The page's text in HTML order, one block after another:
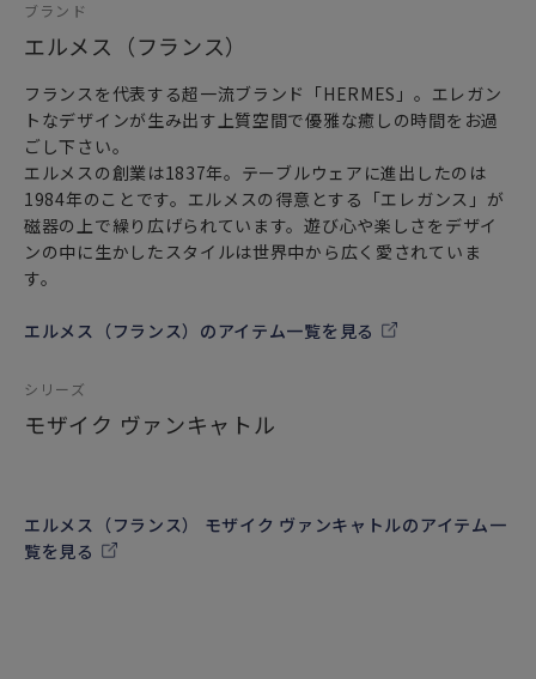
ブランド
エルメス（フランス）
フランスを代表する超一流ブランド「HERMES」。エレガン
トなデザインが生み出す上質空間で優雅な癒しの時間をお過
ごし下さい。
エルメスの創業は1837年。テーブルウェアに進出したのは
1984年のことです。エルメスの得意とする「エレガンス」が
磁器の上で繰り広げられています。遊び心や楽しさをデザイ
ンの中に生かしたスタイルは世界中から広く愛されていま
す。
エルメス（フランス）のアイテム一覧を見る
シリーズ
モザイク ヴァンキャトル
エルメス（フランス） モザイク ヴァンキャトルのアイテム一
覧を見る